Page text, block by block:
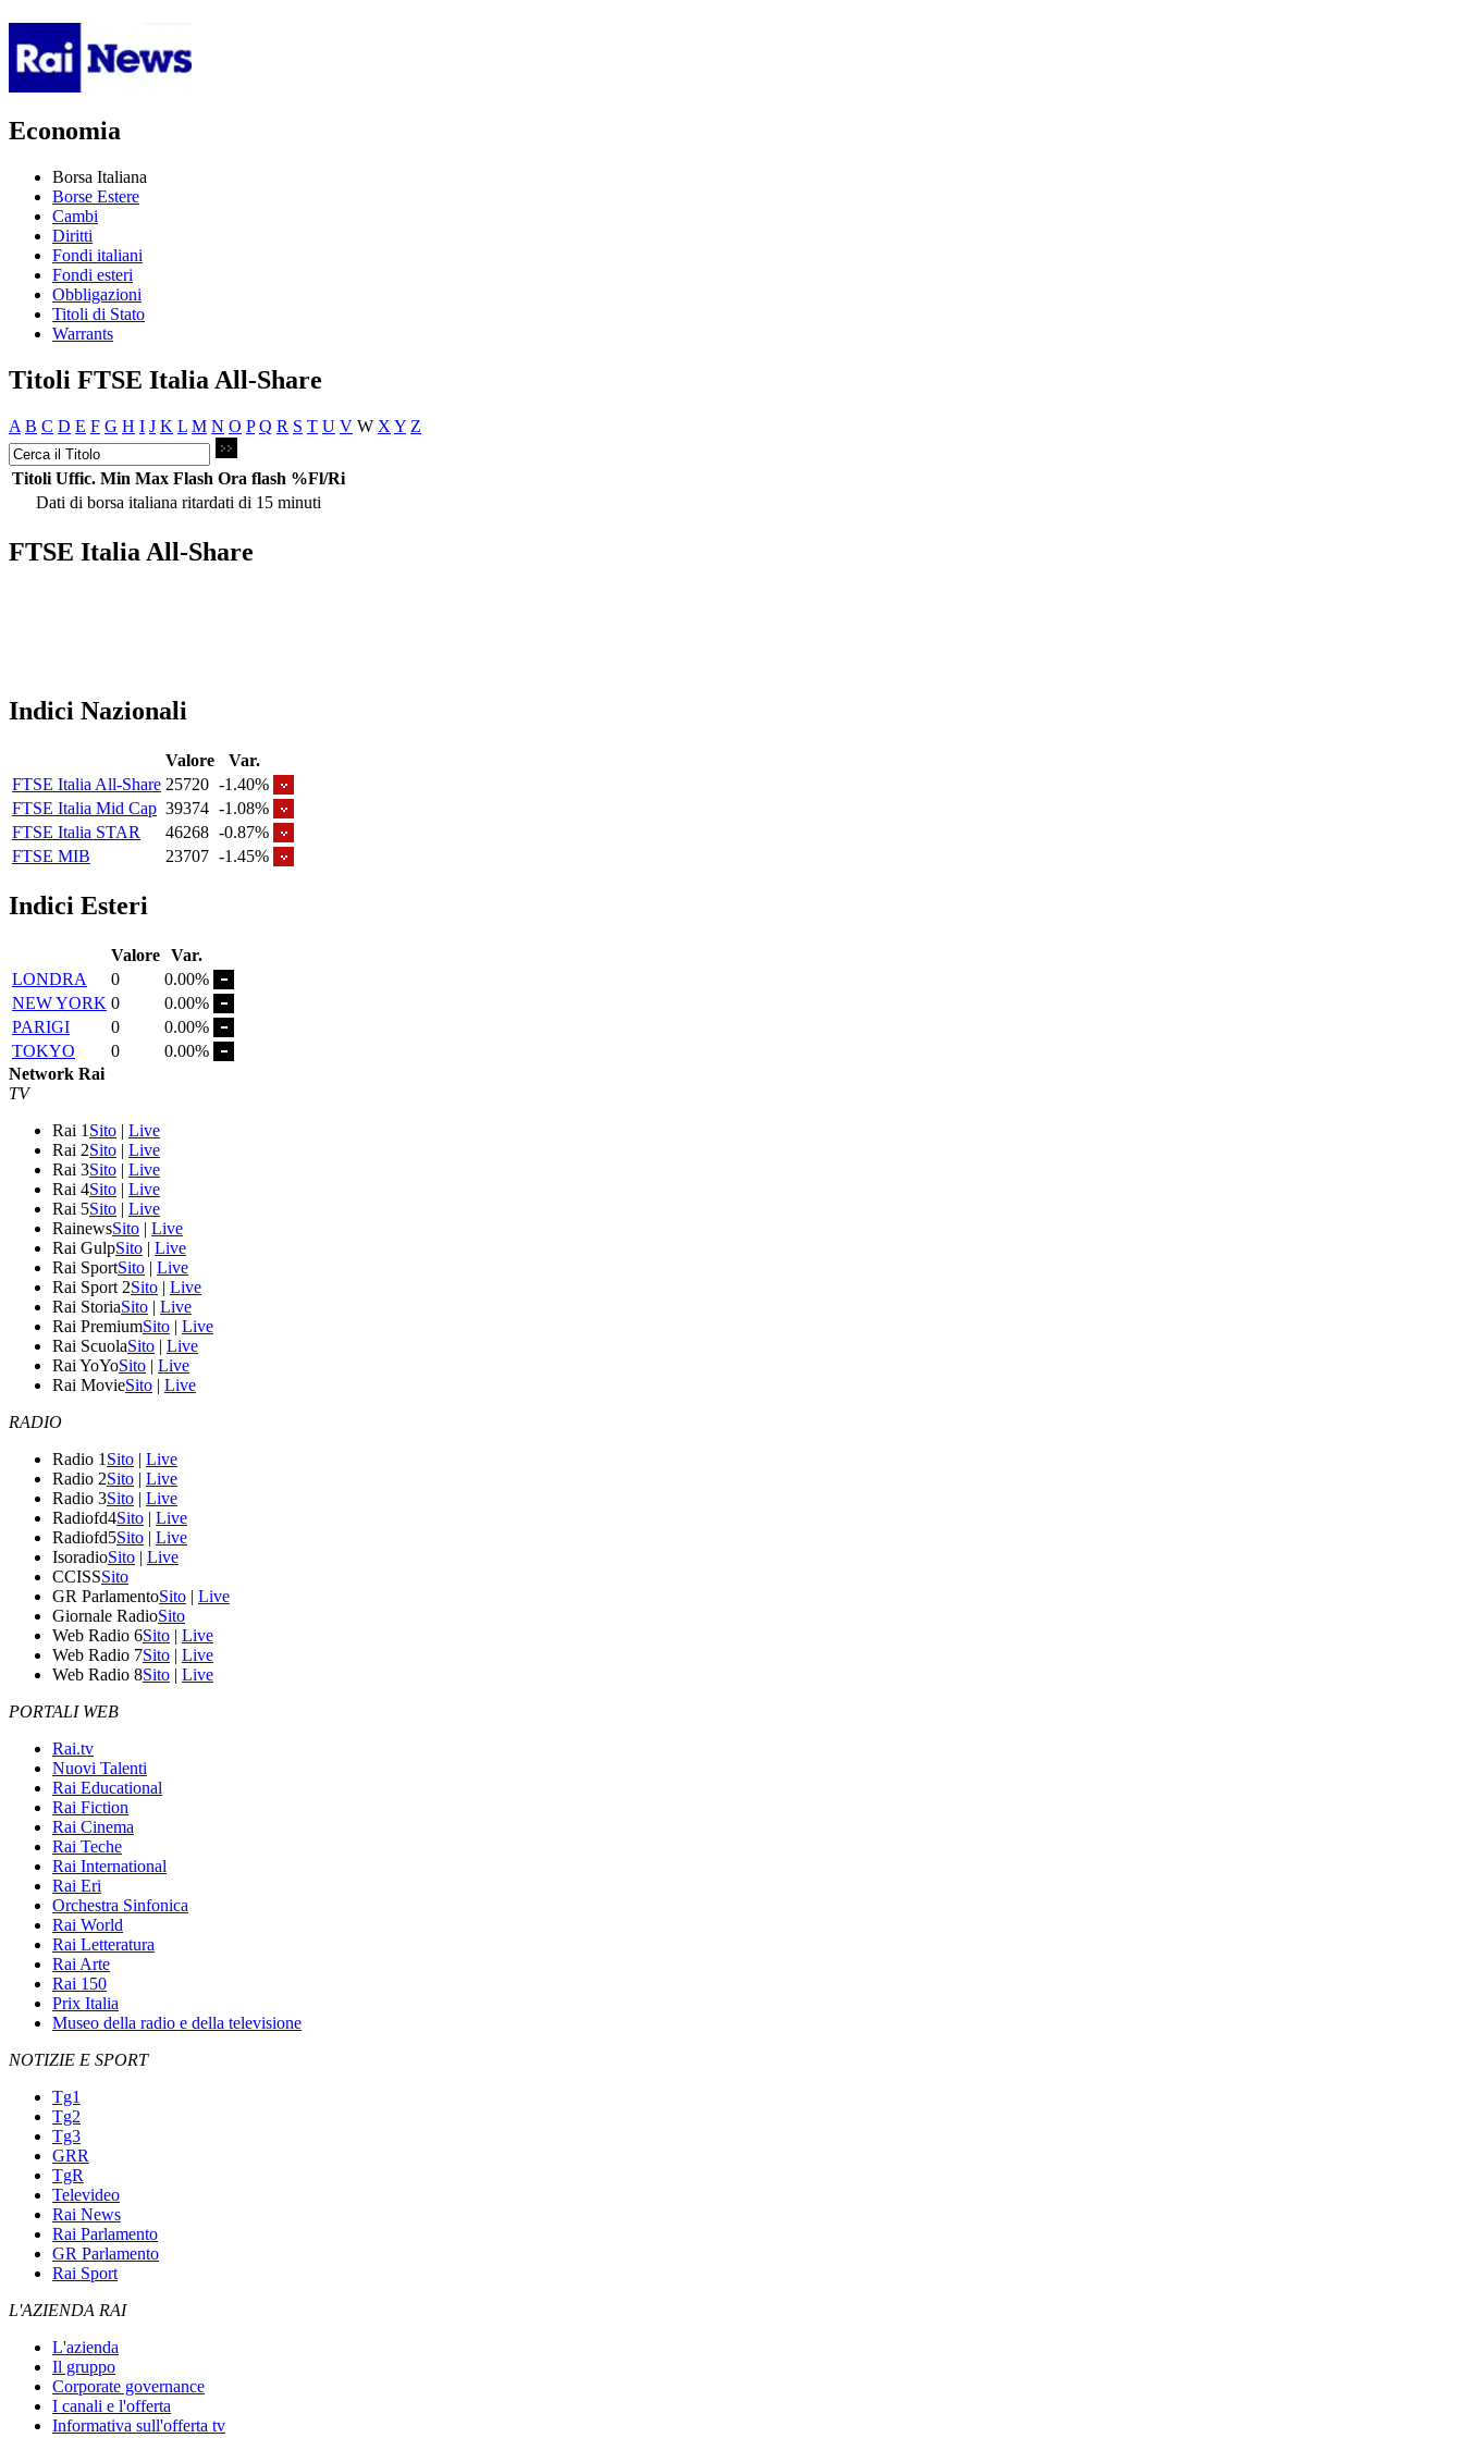
Economia
Borsa Italiana
Borse Estere
Cambi
Diritti
Fondi italiani
Fondi esteri
Obbligazioni
Titoli di Stato
Warrants
Titoli FTSE Italia All-Share
A B C D E F G H I J K L M N O P Q R S T U V W X Y Z
Titoli Uffic. Min Max Flash Ora flash %Fl/Ri
Dati di borsa italiana ritardati di 15 minuti
FTSE Italia All-Share
Indici Nazionali
Valore
Var.
FTSE Italia All-Share 25720 -1.40%
FTSE Italia Mid Cap 39374 -1.08%
FTSE Italia STAR
46268 -0.87%
FTSE MIB
23707 -1.45%
Indici Esteri
Valore Var.
LONDRA
0
0.00%
NEW YORK 0
0.00%
PARIGI
0
0.00%
TOKYO
0
0.00%
Network Rai
TV
Rai 1 Sito | Live
Rai 2Sito | Live
Rai 3Sito | Live
Rai 4Sito | Live
Rai 5Sito | Live
RainewsSito | Live
Rai GulpSito | Live
Rai SportSito | Live
Rai Sport 2Sito | Live
Rai StoriaSito | Live
Rai PremiumSito | Live
Rai ScuolaSito | Live
Rai YoYoSito | Live
Rai MovieSito | Live
RADIO
Radio 1 Sito | Live
Radio 2Sito | Live
Radio 3Sito | Live
Radiofd4Sito | Live
Radiofd5Sito | Live
IsoradioSito | Live
CCISSSito
GR ParlamentoSito | Live
Giornale RadioSito
Web Radio 6Sito | Live
Web Radio 7Sito | Live
Web Radio 8Sito | Live
PORTALI WEB
Rai.tv
Nuovi Talenti
Rai Educational
Rai Fiction
Rai Cinema
Rai Teche
Rai International
Rai Eri
Orchestra Sinfonica
Rai World
Rai Letteratura
Rai Arte
Rai 150
Prix Italia
Museo della radio e della televisione
NOTIZIE E SPORT
Tg1
Tg2
Tg3
GRR
TgR
Televideo
Rai News
Rai Parlamento
GR Parlamento
Rai Sport
L'AZIENDA RAI
L'azienda
Il gruppo
Corporate governance
I canali e l'offerta
Informativa sull'offerta tv